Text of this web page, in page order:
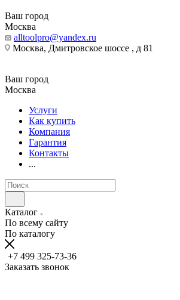
Ваш город
Москва
alltoolpro@yandex.ru
Москва, Дмитровское шоссе , д 81
Ваш город
Москва
Услуги
Как купить
Компания
Гарантия
Контакты
...
Каталог
По всему сайту
По каталогу
+7 499 325-73-36
Заказать звонок